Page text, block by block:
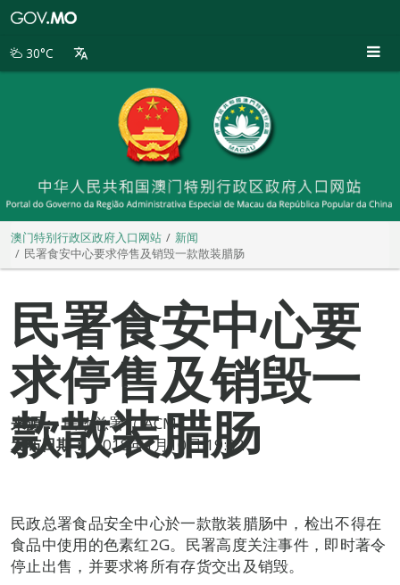
别
30°C
澳门特别行政区政府入口网站
新闻
民署食安中心要求停售及销毁一款散装腊肠
民署食安中心要
求停售及销毁一
款散装腊肠
来源： 民政总署（IACM）
发布日期：
2018年1月10日 19:02
民政总署食品安全中心於一款散装腊肠中，检出不得在
食品中使用的色素红2G。民署高度关注事件，即时著令
停止出售，并要求将所有存货交出及销毁。